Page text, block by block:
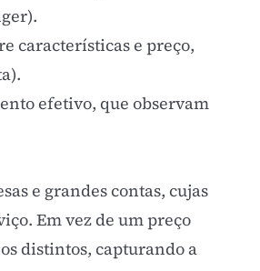
).
características e preço,
).
efetivo, que observam
e grandes contas, cujas
Em vez de um preço
distintos, capturando a